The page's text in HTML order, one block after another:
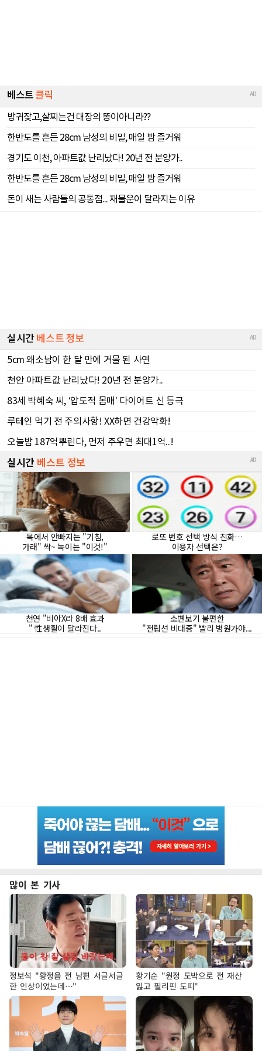
많이 본 기사
정보석 "황정음 전 남편 서글서글
한 인상이었는데…"
황기순 "원정 도박으로 전 재산
잃고 필리핀 도피"